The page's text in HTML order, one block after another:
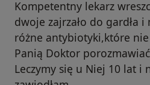
Kompetentny lekarz
dwoje zajrzało do gardła
różne antybiotyki,które
Panią Doktor
Leczymy się u Niej 10 lat i